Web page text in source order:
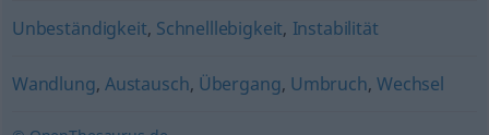
Unbeständigkeit, Schnelllebigkeit, Instabilität
Wandlung, Austausch, Übergang, Umbruch, Wechsel